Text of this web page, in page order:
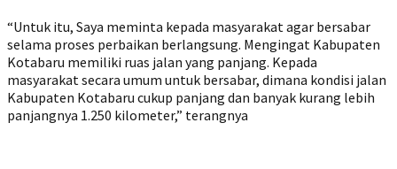
“Untuk itu, Saya meminta kepada masyarakat agar bersabar
selama proses perbaikan berlangsung. Mengingat Kabupaten
Kotabaru memiliki ruas jalan yang panjang. Kepada
masyarakat secara umum untuk bersabar, dimana kondisi jalan
Kabupaten Kotabaru cukup panjang dan banyak kurang lebih
panjangnya 1.250 kilometer,” terangnya